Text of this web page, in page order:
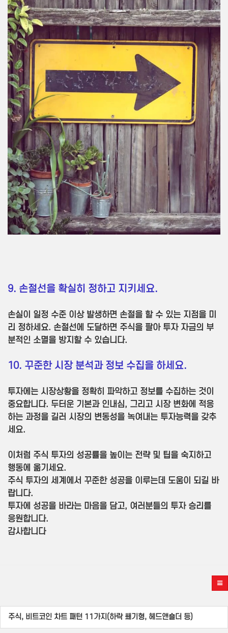
9. 손절선을 확실히 정하고 지키세요.
손실이 일정 수준 이상 발생하면 손절을 할 수 있는 지점을 미
리 정하세요. 손절선에 도달하면 주식을 팔아 투자 자금의 부
분적인 소멸을 방지할 수 있습니다.
10. 꾸준한 시장 분석과 정보 수집을 하세요.
투자에는 시장상황을 정확히 파악하고 정보를 수집하는 것이
중요합니다. 두터운 기본과 인내심, 그리고 시장 변화에 적응
하는 과정을 길러 시장의 변동성을 녹여내는 투자능력을 갖추
세요.
이처럼 주식 투자의 성공률을 높이는 전략 및 팁을 숙지하고
행동에 옮기세요.
주식 투자의 세계에서 꾸준한 성공을 이루는데 도움이 되길 바
랍니다.
투자에 성공을 바라는 마음을 담고, 여러분들의 투자 승리를
응원합니다.
감사합니다
주식, 비트코인 차트 패턴 11가지(하락 쐐기형, 헤드앤숄더 등)